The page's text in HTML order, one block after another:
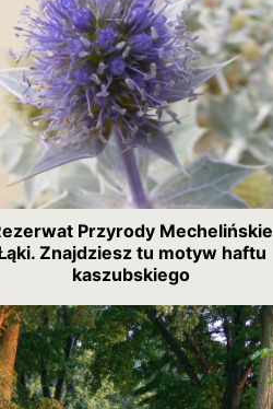
Przyrody Mechelińskie
Znajdziesz tu motyw haftu
kaszubskiego